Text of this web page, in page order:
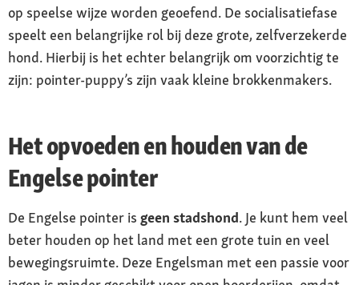
op speelse wijze worden geoefend. De socialisatiefase
speelt een belangrijke rol bij deze grote, zelfverzekerde
hond. Hierbij is het echter belangrijk om voorzichtig te
zijn: pointer-puppy’s zijn vaak kleine brokkenmakers.
Het opvoeden en houden van de
Engelse pointer
De Engelse pointer is geen stadshond. Je kunt hem veel
beter houden op het land met een grote tuin en veel
bewegingsruimte. Deze Engelsman met een passie voor